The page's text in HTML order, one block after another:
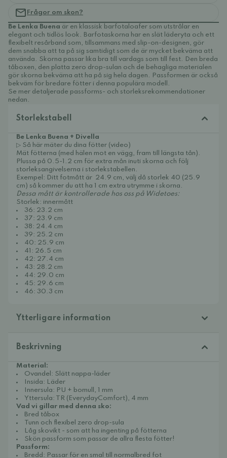
Frågor om skon?
Be Lenka Buena är en klassisk barfotaloafer som utstrålar en
elegant och tidlös look. Barfotaskorna har en slät läderyta och ett
flexibelt resårband som, tillsammans med slip-on-designen, gör
dem snabba att ta på sig samtidigt som de är mycket bekväma att
använda. Skorna passar lika bra till vardags som till fest. Den breda
tåboxen, den platta zero drop-sulan och de behagliga materialen
gör skorna bekväma att ha på sig hela dagen. Passformen är också
bekväm för bredare fötter i denna populära modell.
Se mer detaljerade passforms- och storleksrekommendationer
nedan.
Storlekstabell
Be Lenka Buena + Divella
▷ Så här mäter du dina fötter (video)
Mät fötterna (med hälen mot en vägg, fram till längsta tån).
Plussa på 0.5-1.2 cm för extra mån inuti skorna och följ
storleksangivelserna i storlekstabellen.
Exempel: Ditt fotmått är 24.9 cm, välj då storlek 40 (25.9
cm) så kommer du att ha 1 cm extra utrymme i skorna.
Dessa mått är kontrollerade hos oss på Widetoes:
Storlek: innermått
36: 23.2 cm
37: 23.9 cm
38: 24.4 cm
39: 25.2 cm
40: 25.9 cm
41: 26.5 cm
42: 27.4 cm
43: 28.2 cm
44: 29.0 cm
45: 29.6 cm
46: 30.3 cm
Ytterligare information
Beskrivning
Material:
Ovandel: Slätt nappa-läder
Insida: Läder
Innersula: PU + bomull, 1 mm
Yttersula: TR (EverydayComfort), 4 mm
Vad vi gillar med denna sko:
Bred tåbox
Tunn och flexibel zero drop-sula
Låg skovikt - som att ha ingenting på fötterna
Skön passform som passar de allra flesta fötter!
Passform:
Bredd: Passar för en smal till normalbred fot